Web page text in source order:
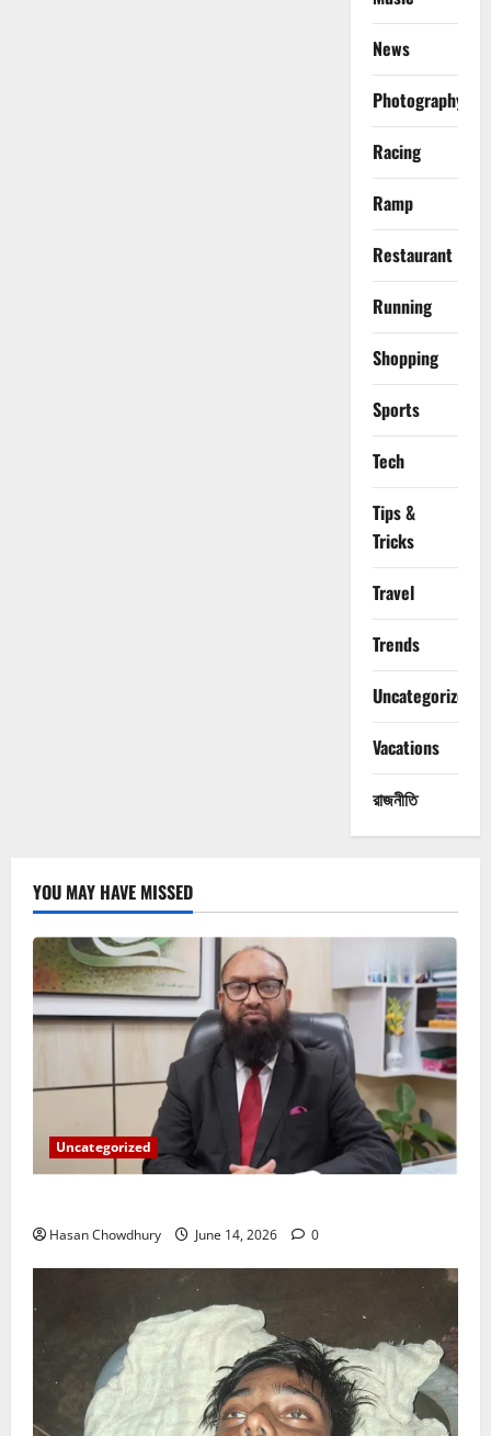
News
Photography
Racing
Ramp
Restaurant
Running
Shopping
Sports
Tech
Tips &
Tricks
Travel
Trends
Uncategorized
Vacations
রাজনীতি
YOU MAY HAVE MISSED
Uncategorized
Hasan Chowdhury June 14, 2026 0